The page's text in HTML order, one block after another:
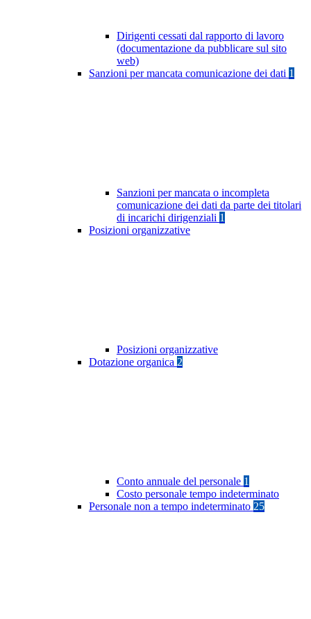
Dirigenti cessati dal rapporto di lavoro
(documentazione da pubblicare sul sito
web)
Sanzioni per mancata comunicazione dei dati 1
Sanzioni per mancata o incompleta
comunicazione dei dati da parte dei titolari
di incarichi dirigenziali 1
Posizioni organizzative
Posizioni organizzative
Dotazione organica 2
Conto annuale del personale 1
Costo personale tempo indeterminato
Personale non a tempo indeterminato 25